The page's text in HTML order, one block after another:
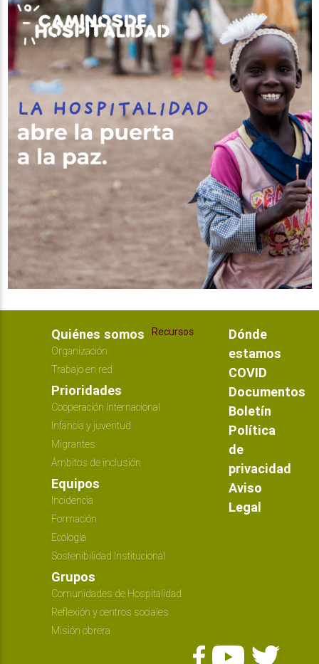
Quiénes somos
Organización
Trabajo en red
Recursos
Prioridades
Cooperación Internacional
Infancia y juventud
Migrantes
Ámbitos de inclusión
Equipos
Incidencia
Formación
Ecología
Sostenibilidad Institucional
Grupos
Comunidades de Hospitalidad
Reflexión y centros sociales
Misión obrera
Dónde
estamos
COVID
Documentos
Boletín
Política
de
privacidad
Aviso
Legal